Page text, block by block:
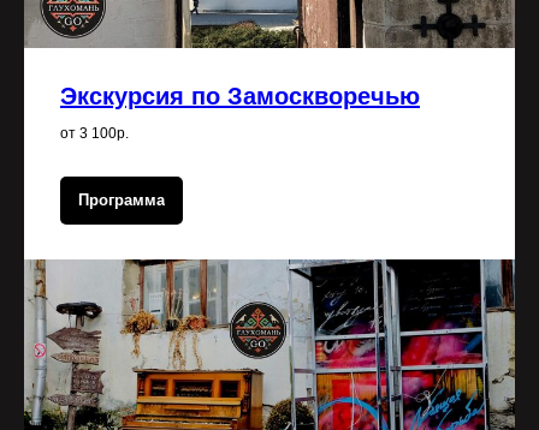
Экскурсия по Замоскворечью
от 3 100р.
Программа